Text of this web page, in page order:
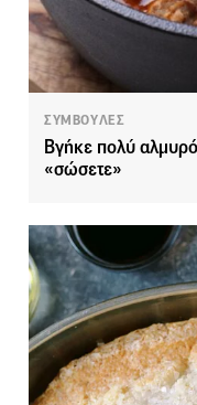
ΣΥΜΒΟΥΛΕΣ
Βγήκε πολύ
«σώσετε»